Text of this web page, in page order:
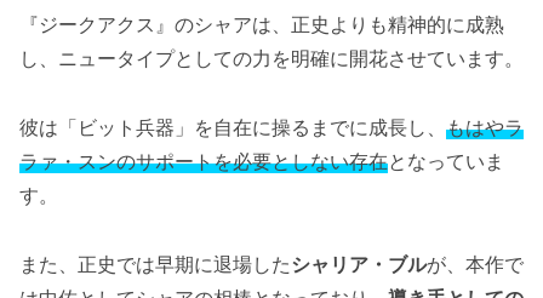
『ジークアクス』のシャアは、正史よりも精神的に成熟
し、ニュータイプとしての力を明確に開花させています。
彼は「ビット兵器」を自在に操るまでに成長し、 もはやラ
ラァ・スンのサポートを必要としない存在となっていま
す。
また、正史では早期に退場したシャリア・ブルが、本作で